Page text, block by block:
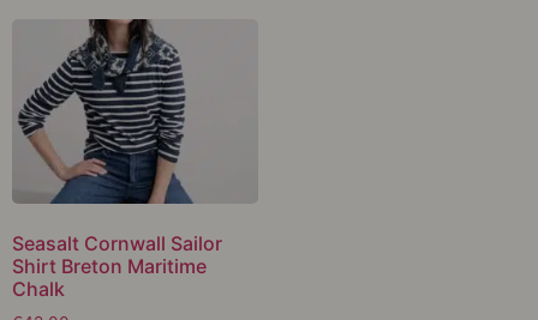
Seasalt Cornwall Sailor
Shirt Breton Maritime
Chalk